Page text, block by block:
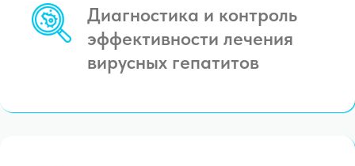
Диагностика и контроль
эффективности лечения
вирусных гепатитов